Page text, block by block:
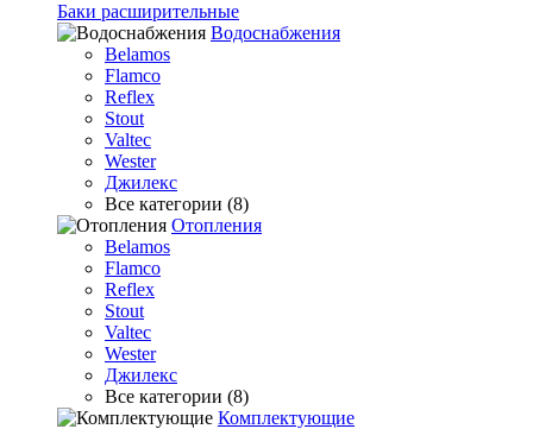
Баки расширительные
Водоснабжения
Belamos
Flamco
Reflex
Stout
Valtec
Wester
Джилекс
Все категории (8)
Отопления
Belamos
Flamco
Reflex
Stout
Valtec
Wester
Джилекс
Все категории (8)
Комплектующие